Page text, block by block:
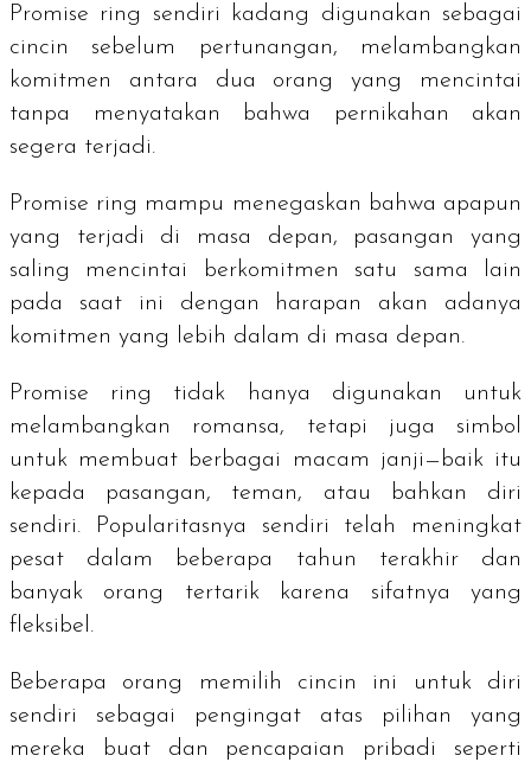
Promise ring
sendiri kadang digunakan sebagai
cincin sebelum pertunangan, melambangkan
komitmen antara dua orang yang mencintai
tanpa menyatakan bahwa pernikahan akan
segera terjadi.
Promise ring mampu menegaskan bahwa apapun
yang terjadi di masa depan, pasangan yang
saling mencintai berkomitmen satu sama lain
pada saat ini dengan harapan akan adanya
komitmen yang lebih dalam di masa depan.
Promise ring
tidak hanya digunakan untuk
melambangkan romansa, tetapi juga simbol
untuk membuat berbagai macam janji—baik itu
kepada pasangan, teman, atau bahkan diri
sendiri. Popularitasnya sendiri telah meningkat
pesat dalam beberapa tahun terakhir dan
banyak orang tertarik karena sifatnya yang
fleksibel.
Beberapa orang memilih cincin ini untuk diri
sendiri sebagai pengingat atas pilihan yang
mereka buat dan pencapaian pribadi seperti